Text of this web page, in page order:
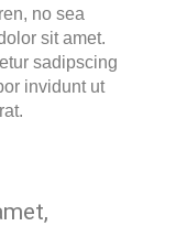
no sea
sit amet.
sadipscing
invidunt ut